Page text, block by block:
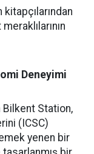
Deneyimi
Bilkent Station,
(ICSC)
yenen bir